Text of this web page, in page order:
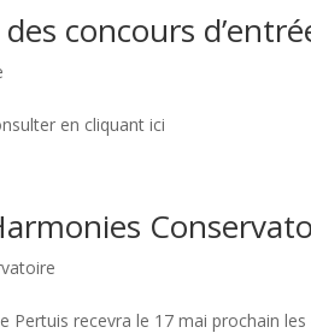
concours
en cliquant ici
Pertuis recevra le 17 mai prochain